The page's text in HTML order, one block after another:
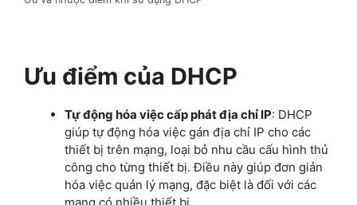
Ưu điểm của DHCP
Tự động hóa việc cấp phát địa chỉ IP: DHCP
giúp tự động hóa việc gán địa chỉ IP cho các
thiết bị trên mạng, loại bỏ nhu cầu cấu hình thủ
công cho từng thiết bị. Điều này giúp đơn giản
hóa việc quản lý mạng, đặc biệt là đối với các